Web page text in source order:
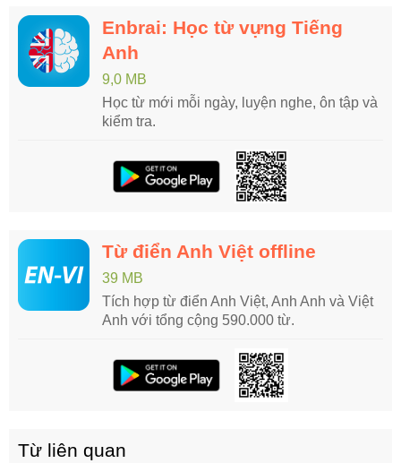
Enbrai: Học từ vựng Tiếng
Anh
9,0 MB
Học từ mới mỗi ngày, luyện nghe, ôn tập và
kiểm tra.
Từ điển Anh Việt offline
39 MB
Tích hợp từ điển Anh Việt, Anh Anh và Việt
Anh với tổng cộng 590.000 từ.
Từ liên quan